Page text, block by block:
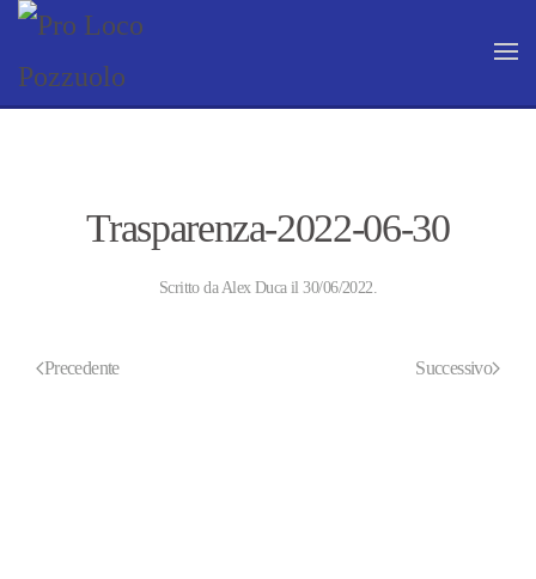
Skip to main content
Trasparenza-2022-06-30
Scritto daAlex Ducail30/06/2022.
Precedente Successivo